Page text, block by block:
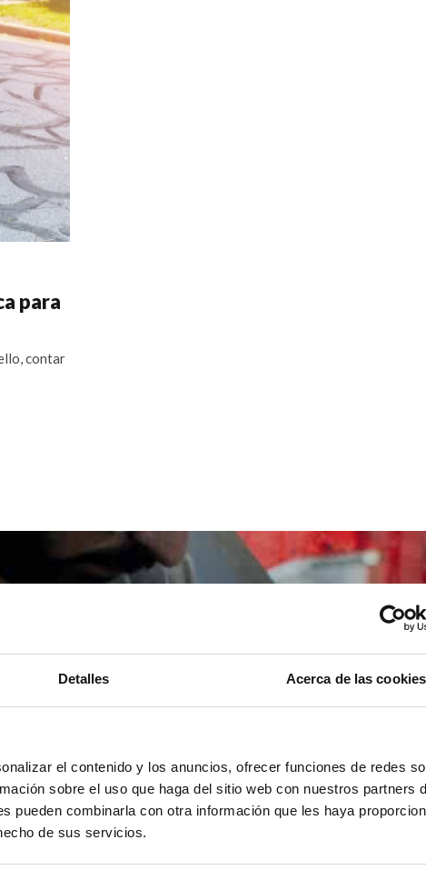
Detalles Acerca de las cookies
el contenido y los anuncios, ofrecer funciones de redes
sobre el uso que haga del sitio web con nuestros partners
pueden combinarla con otra información que les haya
de sus servicios.
para
contar
actualidad de TransTel, promociones y
enviarte nuestro boletín periódico. La legitimación del
a acceder, rectificar y suprimir tus datos, así como otros derechos